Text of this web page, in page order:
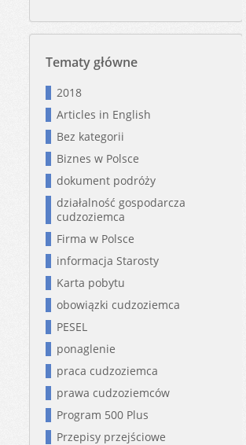
Tematy główne
2018
Articles in English
Bez kategorii
Biznes w Polsce
dokument podróży
działalność gospodarcza
cudzoziemca
Firma w Polsce
informacja Starosty
Karta pobytu
obowiązki cudzoziemca
PESEL
ponaglenie
praca cudzoziemca
prawa cudzoziemców
Program 500 Plus
Przepisy przejściowe